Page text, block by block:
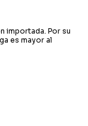
importada. Por su
es mayor al